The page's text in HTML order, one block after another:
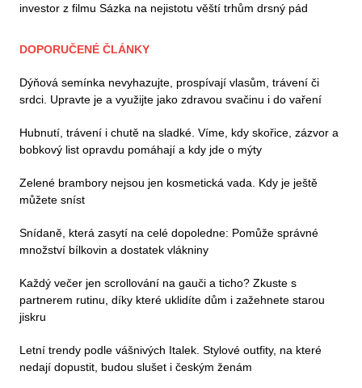
investor z filmu Sázka na nejistotu věští trhům drsný pád
DOPORUČENÉ ČLÁNKY
Dýňová semínka nevyhazujte, prospívají vlasům, trávení či
srdci. Upravte je a využijte jako zdravou svačinu i do vaření
Hubnutí, trávení i chutě na sladké. Víme, kdy skořice, zázvor a
bobkový list opravdu pomáhají a kdy jde o mýty
Zelené brambory nejsou jen kosmetická vada. Kdy je ještě
můžete sníst
Snídaně, která zasytí na celé dopoledne: Pomůže správné
množství bílkovin a dostatek vlákniny
Každý večer jen scrollování na gauči a ticho? Zkuste s
partnerem rutinu, díky které uklidíte dům i zažehnete starou
jiskru
Letní trendy podle vášnivých Italek. Stylové outfity, na které
nedají dopustit, budou slušet i českým ženám